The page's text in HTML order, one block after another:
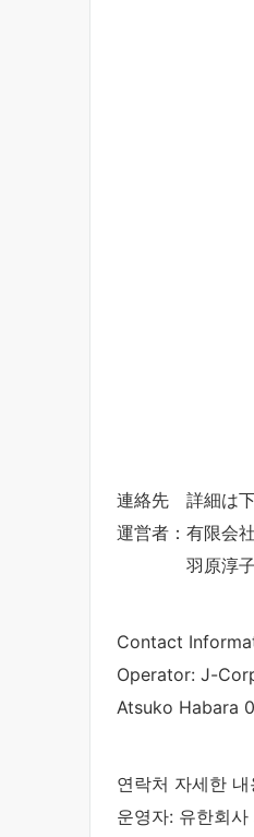
連絡先 詳細は
運営者：有限会
羽原淳子
Contact
Operator: J-
Atsuko Habara
연락처 자세한
운영자: 유한회